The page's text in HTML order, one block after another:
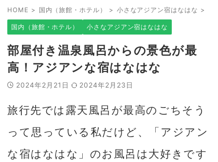
HOME > 国内（旅館・ホテル） > 小さなアジアン宿はなはな >
国内（旅館・ホテル） 小さなアジアン宿はなはな
部屋付き温泉風呂からの景色が最
高！アジアンな宿はなはな
2024年2月21日 2024年2月23日
旅行先では露天風呂が最高のごちそう
って思っている私だけど、「アジアン
な宿はなはな」のお風呂は大好きです